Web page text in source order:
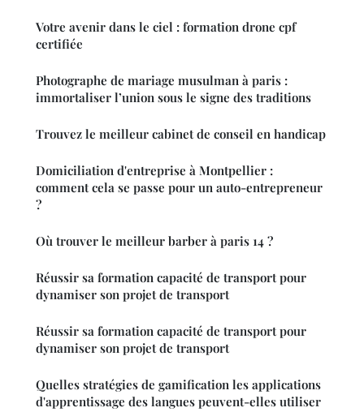
Votre avenir dans le ciel : formation drone cpf
certifiée
Photographe de mariage musulman à paris :
immortaliser l’union sous le signe des traditions
Trouvez le meilleur cabinet de conseil en handicap
Domiciliation d'entreprise à Montpellier :
comment cela se passe pour un auto-entrepreneur
?
Où trouver le meilleur barber à paris 14 ?
Réussir sa formation capacité de transport pour
dynamiser son projet de transport
Réussir sa formation capacité de transport pour
dynamiser son projet de transport
Quelles stratégies de gamification les applications
d'apprentissage des langues peuvent-elles utiliser